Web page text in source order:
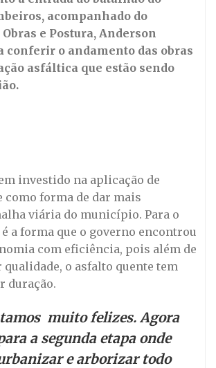
acompanhado do
e Postura, Anderson
conferir o andamento das obras
asfáltica que estão sendo
investido na aplicação de
como forma de dar mais
viária do município. Para o
a forma que o governo encontrou
com eficiência, pois além de
o asfalto quente tem
duração.
muito felizes. Agora
a segunda etapa onde
e arborizar todo